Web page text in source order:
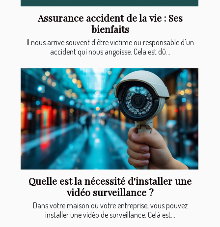
Assurance accident de la vie : Ses
bienfaits
Il nous arrive souvent d'être victime ou responsable d'un
accident qui nous angoisse. Cela est dû...
Quelle est la nécessité d'installer une
vidéo surveillance ?
Dans votre maison ou votre entreprise, vous pouvez
installer une vidéo de surveillance. Celà est...